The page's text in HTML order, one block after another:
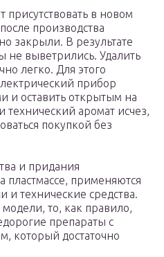
присутствовать в новом
производства
закрыли. В результате
не выветрились. Удалить
легко. Для этого
прибор
и оставить открытым на
технический аромат исчез,
покупкой без
и придания
пластмассе, применяются
и технические средства.
то, как правило,
препараты с
который достаточно